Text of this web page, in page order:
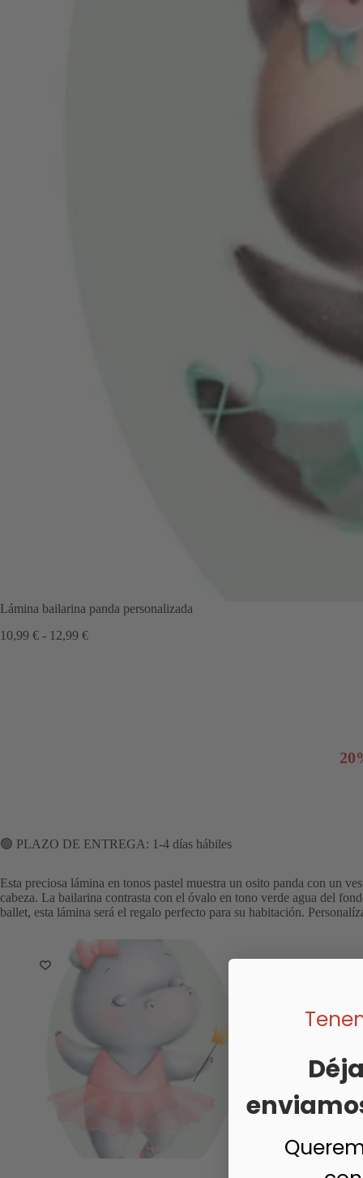
Lámina bailarina panda personalizada
10,99 € - 12,99 €Rango
🟢 PLAZO DE ENTREGA: 1-4 días hábiles
Esta preciosa lámina en tonos pastel muestra un osito panda con un
cabeza. La bailarina contrasta con el óvalo en tono verde agua del
ballet, esta lámina será el regalo perfecto para su habitación.